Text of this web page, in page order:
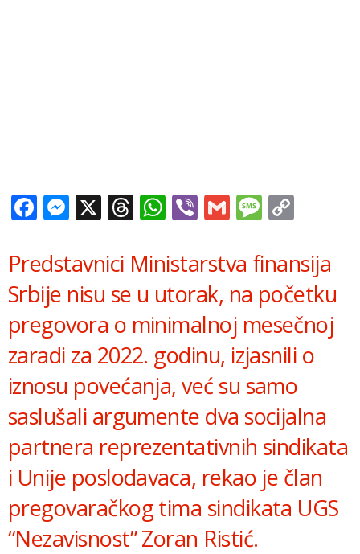
Facebook
Messenger
X Threads
WhatsApp
ViberGmail
Predstavnici Ministarstva finansija
Srbije nisu se u utorak, na početku
pregovora o minimalnoj mesečnoj
zaradi za 2022. godinu, izjasnili o
iznosu povećanja, već su samo
saslušali argumente dva socijalna
partnera reprezentativnih sindikata
i Unije poslodavaca, rekao je član
pregovaračkog tima sindikata UGS
“Nezavisnost” Zoran Ristić.